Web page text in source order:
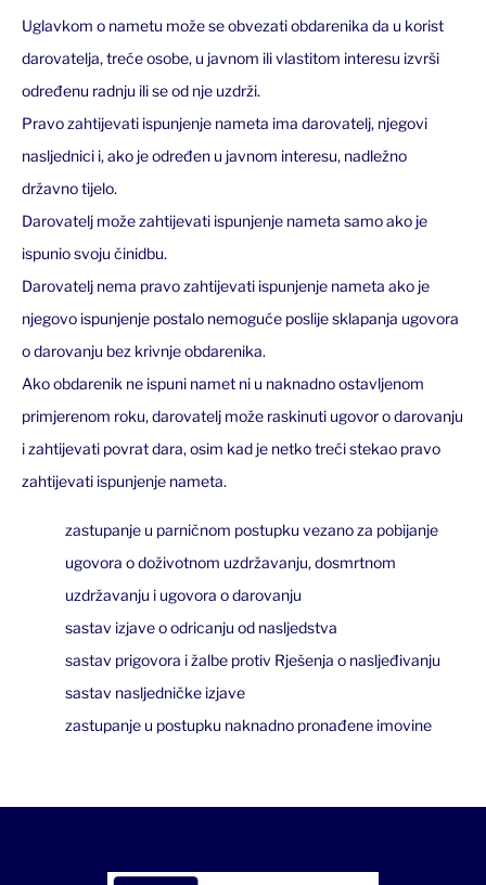
Uglavkom o nametu može se obvezati obdarenika da u korist
darovatelja, treće osobe, u javnom ili vlastitom interesu izvrši
određenu radnju ili se od nje uzdrži.
Pravo zahtijevati ispunjenje nameta ima darovatelj, njegovi
nasljednici i, ako je određen u javnom interesu, nadležno
državno tijelo.
Darovatelj može zahtijevati ispunjenje nameta samo ako je
ispunio svoju činidbu.
Darovatelj nema pravo zahtijevati ispunjenje nameta ako je
njegovo ispunjenje postalo nemoguće poslije sklapanja ugovora
o darovanju bez krivnje obdarenika.
Ako obdarenik ne ispuni namet ni u naknadno ostavljenom
primjerenom roku, darovatelj može raskinuti ugovor o darovanju
i zahtijevati povrat dara, osim kad je netko treći stekao pravo
zahtijevati ispunjenje nameta.
zastupanje u parničnom postupku vezano za pobijanje
ugovora o doživotnom uzdržavanju, dosmrtnom
uzdržavanju i ugovora o darovanju
sastav izjave o odricanju od nasljedstva
sastav prigovora i žalbe protiv Rješenja o nasljeđivanju
sastav nasljedničke izjave
zastupanje u postupku naknadno pronađene imovine